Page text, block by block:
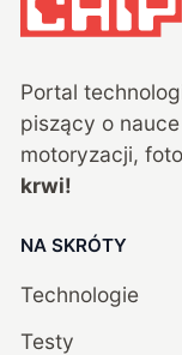
Portal
piszący o
motoryzacji,
krwi!
NA SKRÓTY
Technologie
Testy